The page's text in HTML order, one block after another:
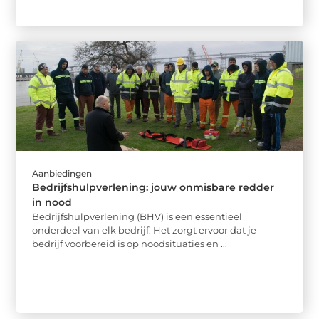
Aanbiedingen
Bedrijfshulpverlening: jouw onmisbare redder
in nood
Bedrijfshulpverlening (BHV) is een essentieel
onderdeel van elk bedrijf. Het zorgt ervoor dat je
bedrijf voorbereid is op noodsituaties en ...